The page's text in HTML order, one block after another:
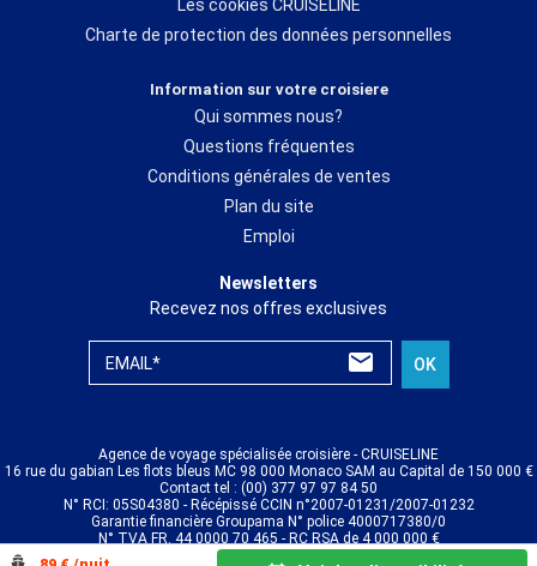
Les cookies CRUISELINE
Charte de protection des données personnelles
Information sur votre croisiere
Qui sommes nous?
Questions fréquentes
Conditions générales de ventes
Plan du site
Emploi
Newsletters
Recevez nos offres exclusives
EMAIL* OK
Agence de voyage spécialisée croisière - CRUISELINE
16 rue du gabian Les flots bleus MC 98 000 Monaco SAM au Capital de 150 000 €
Contact tel : (00) 377 97 97 84 50
N° RCI: 05S04380 - Récépissé CCIN n°2007-01231/2007-01232
Garantie financière Groupama N° police 4000717380/0
N° TVA FR. 44 0000 70 465 - RC RSA de 4 000 000 €
© CRUISELINE 2026 - all rights reserved